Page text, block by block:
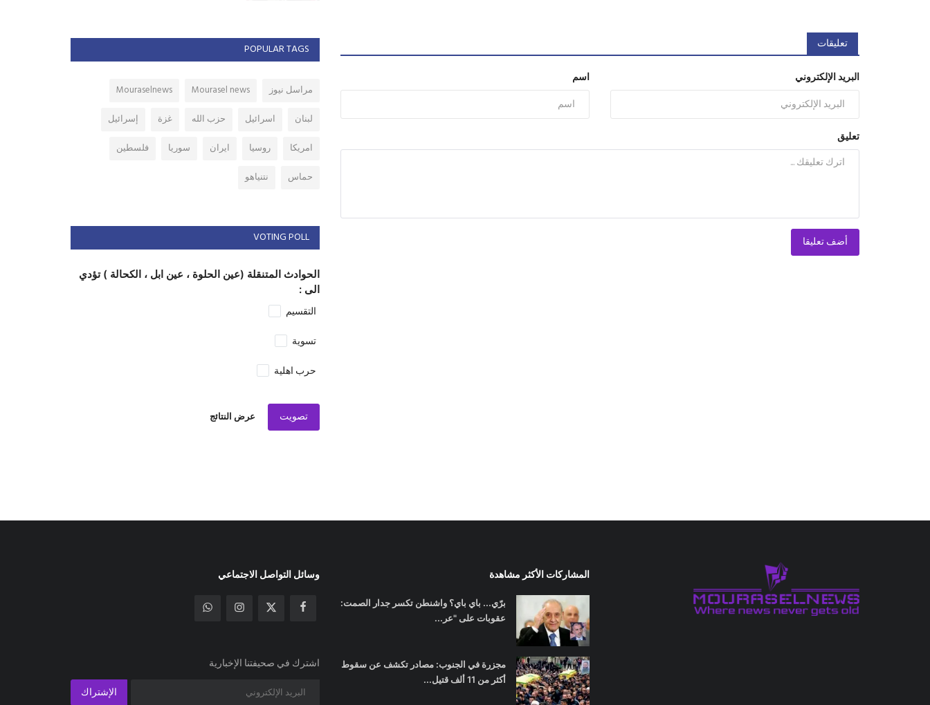
تعليقات
اسم البريد الإلكتروني
تعليق
أضف تعليقا
POPULAR TAGS
مراسل نيوز Mourasel news
Mouraselnews
لبنان
اسرائيل حزب الله غزة
إسرائيل
امريكا
روسيا ايران سوريا
فلسطين
حماس
نتنياهو
VOTING POLL
الحوادث المتنقلة (عين الحلوة ، عين ابل ، الكحالة ) تؤدي
الى :
التقسيم
تسوية
حرب اهلية
تصويت عرض النتائج
المشاركات الأكثر مشاهدة
برّي... باي باي؟ واشنطن تكسر جدار الصمت:
عقوبات على "عر...
مجزرة في الجنوب: مصادر تكشف عن سقوط
أكثر من 11 ألف قتيل...
وسائل التواصل الاجتماعي
اشترك في صحيفتنا الإخبارية
الإشتراك